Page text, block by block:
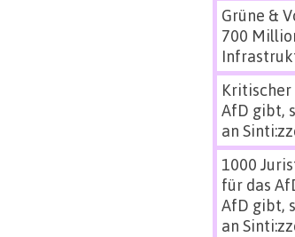
Grüne &
700
AfD gibt,
an
1000
für das
AfD gibt,
an